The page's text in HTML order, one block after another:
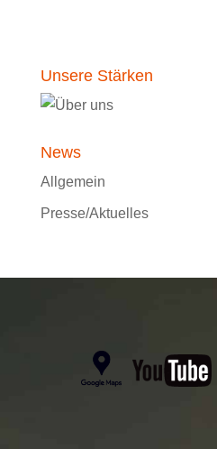
Unsere Stärken
News
Allgemein
Presse/Aktuelles